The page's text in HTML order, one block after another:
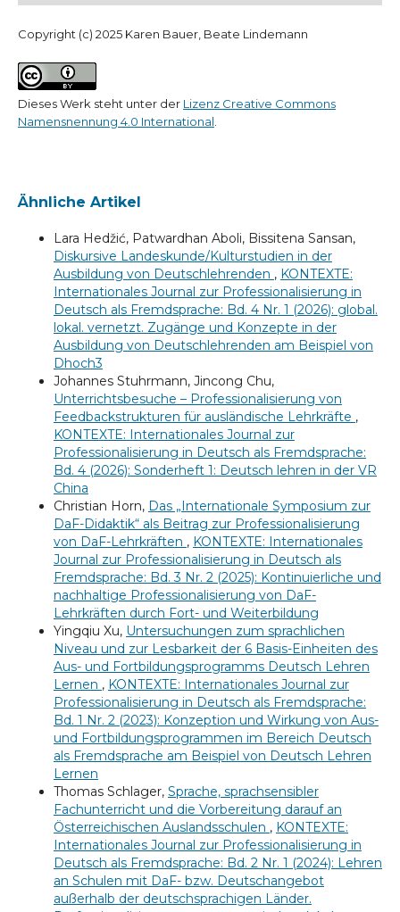
Copyright (c) 2025 Karen Bauer, Beate Lindemann
Dieses Werk steht unter der Lizenz Creative Commons
Namensnennung 4.0 International.
Ähnliche Artikel
Lara Hedžić, Patwardhan Aboli, Bissitena Sansan,
Diskursive Landeskunde/Kulturstudien in der
Ausbildung von Deutschlehrenden , KONTEXTE:
Internationales Journal zur Professionalisierung in
Deutsch als Fremdsprache: Bd. 4 Nr. 1 (2026): global.
lokal. vernetzt. Zugänge und Konzepte in der
Ausbildung von Deutschlehrenden am Beispiel von
Dhoch3
Johannes Stuhrmann, Jincong Chu,
Unterrichtsbesuche – Professionalisierung von
Feedbackstrukturen für ausländische Lehrkräfte ,
KONTEXTE: Internationales Journal zur
Professionalisierung in Deutsch als Fremdsprache:
Bd. 4 (2026): Sonderheft 1: Deutsch lehren in der VR
China
Christian Horn, Das „Internationale Symposium zur
DaF-Didaktik“ als Beitrag zur Professionalisierung
von DaF-Lehrkräften , KONTEXTE: Internationales
Journal zur Professionalisierung in Deutsch als
Fremdsprache: Bd. 3 Nr. 2 (2025): Kontinuierliche und
nachhaltige Professionalisierung von DaF-
Lehrkräften durch Fort- und Weiterbildung
Yingqiu Xu, Untersuchungen zum sprachlichen
Niveau und zur Lesbarkeit der 6 Basis-Einheiten des
Aus- und Fortbildungsprogramms Deutsch Lehren
Lernen , KONTEXTE: Internationales Journal zur
Professionalisierung in Deutsch als Fremdsprache:
Bd. 1 Nr. 2 (2023): Konzeption und Wirkung von Aus-
und Fortbildungsprogrammen im Bereich Deutsch
als Fremdsprache am Beispiel von Deutsch Lehren
Lernen
Thomas Schlager, Sprache, sprachsensibler
Fachunterricht und die Vorbereitung darauf an
Österreichischen Auslandsschulen , KONTEXTE:
Internationales Journal zur Professionalisierung in
Deutsch als Fremdsprache: Bd. 2 Nr. 1 (2024): Lehren
an Schulen mit DaF- bzw. Deutschangebot
außerhalb der deutschsprachigen Länder.